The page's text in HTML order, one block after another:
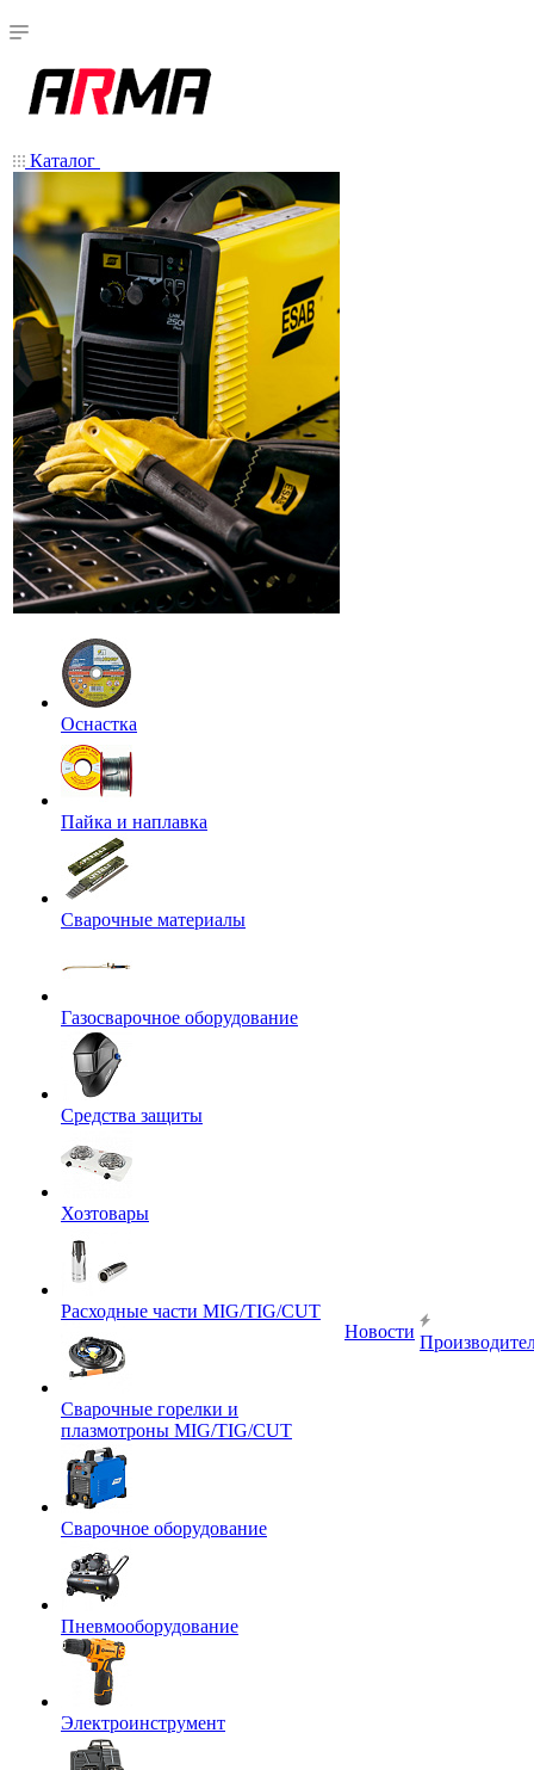
Каталог
Оснастка
Пайка и наплавка
Сварочные материалы
Газосварочное оборудование
Средства защиты
Хозтовары
Расходные части MIG/TIG/CUT
Сварочные горелки и
плазмотроны MIG/TIG/CUT
Сварочное оборудование
Пневмооборудование
Электроинструмент
Новости